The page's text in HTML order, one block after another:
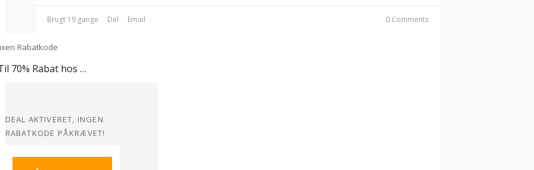
Brugt 19 gange Del Email 0 Comments
Op Til 70% Rabat hos Vuxen
DEAL AKTIVERET, INGEN
RABATKODE PÅKRÆVET!